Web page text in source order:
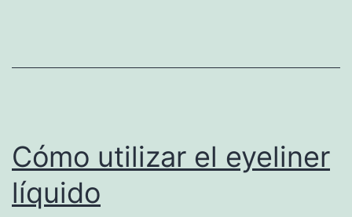
Cómo utilizar el eyeliner
líquido